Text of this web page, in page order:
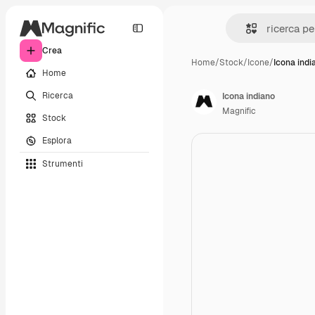
Crea
Home
Ricerca
Stock
Esplora
Strumenti
Home/Stock/Icone/Icona
Icona indiano
Magnific